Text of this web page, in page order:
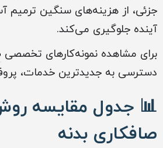
جزئی، از هزینه‌های سنگین ترمیم
آینده جلوگیری می‌کند.
برای مشاهده نمونه‌کارهای تخصصی
دسترسی به جدیدترین خدمات،
📊 جدول مقایسه
صافکاری بدنه